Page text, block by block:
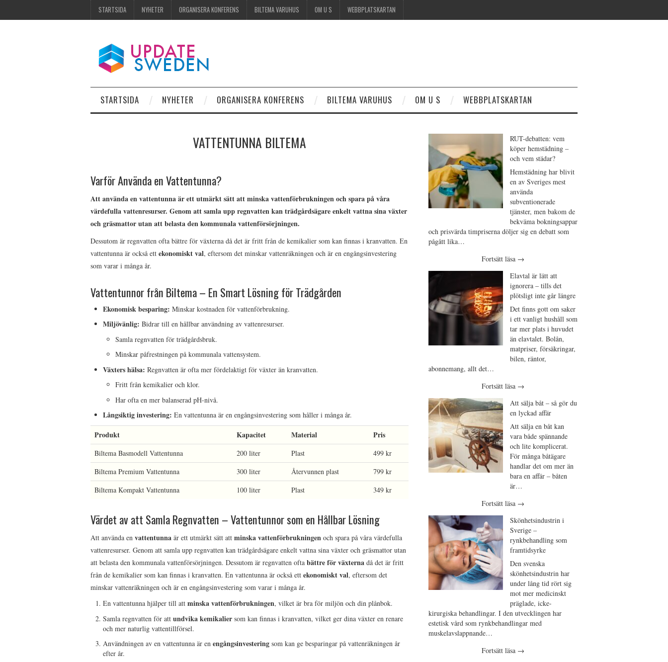
STARTSIDA NYHETER ORGANISERA KONFERENS BILTEMA VARUHUS OM U S WEBBPLATSKARTAN
STARTSIDA NYHETER ORGANISERA KONFERENS BILTEMA VARUHUS OM U S WEBBPLATSKARTAN
VATTENTUNNA BILTEMA
Varför Använda en Vattentunna?
Att använda en vattentunna är ett utmärkt sätt att minska vattenförbrukningen och spara på våra
värdefulla vattenresurser. Genom att samla upp regnvatten kan trädgårdsägare enkelt vattna sina växter
och gräsmattor utan att belasta den kommunala vattenförsörjningen.
Dessutom är regnvatten ofta bättre för växterna då det är fritt från de kemikalier som kan finnas i kranvatten. En
vattentunna är också ett ekonomiskt val, eftersom det minskar vattenräkningen och är en engångsinvestering
som varar i många år.
Vattentunnor från Biltema – En Smart Lösning för Trädgården
Ekonomisk besparing: Minskar kostnaden för vattenförbrukning.
Miljövänlig: Bidrar till en hållbar användning av vattenresurser.
Samla regnvatten för trädgårdsbruk.
Minskar påfrestningen på kommunala vattensystem.
Växters hälsa: Regnvatten är ofta mer fördelaktigt för växter än kranvatten.
Fritt från kemikalier och klor.
Har ofta en mer balanserad pH-nivå.
Långsiktig investering: En vattentunna är en engångsinvestering som håller i många år.
Produkt Kapacitet Material Pris
Biltema Basmodell Vattentunna 200 liter Plast
499 kr
Biltema Premium Vattentunna
300 liter Återvunnen plast
799 kr
Biltema Kompakt Vattentunna
100 liter Plast 349 kr
Värdet av att Samla Regnvatten – Vattentunnor som en Hållbar Lösning
Att använda en vattentunna är ett utmärkt sätt att minska vattenförbrukningen och spara på våra värdefulla
vattenresurser. Genom att samla upp regnvatten kan trädgårdsägare enkelt vattna sina växter och gräsmattor utan
att belasta den kommunala vattenförsörjningen. Dessutom är regnvatten ofta bättre för växterna då det är fritt
från de kemikalier som kan finnas i kranvatten. En vattentunna är också ett ekonomiskt val, eftersom det
minskar vattenräkningen och är en engångsinvestering som varar i många år.
En vattentunna hjälper till att minska vattenförbrukningen, vilket är bra för miljön och din plånbok.
Samla regnvatten för att undvika kemikalier som kan finnas i kranvatten, vilket ger dina växter en renare
och mer naturlig vattentillförsel.
Användningen av en vattentunna är en engångsinvestering som kan ge besparingar på vattenräkningen år
efter år.
RUT-debatten: vem
köper hemstädning –
och vem städar?
Hemstädning har blivit
en av Sveriges mest
använda
subventionerade
tjänster, men bakom de
bekväma bokningsappar
och prisvärda timpriserna döljer sig en debatt som
pågått lika…
Fortsätt läsa →
Elavtal är lätt att
ignorera – tills det
plötsligt inte går längre
Det finns gott om saker
i ett vanligt hushåll som
tar mer plats i huvudet
än elavtalet. Bolån,
matpriser, försäkringar,
bilen, räntor,
abonnemang, allt det…
Fortsätt läsa →
Att sälja båt – så gör du
en lyckad affär
Att sälja en båt kan
vara både spännande
och lite komplicerat.
För många båtägare
handlar det om mer än
bara en affär – båten
är…
Fortsätt läsa →
Skönhetsindustrin i
Sverige –
rynkbehandling som
framtidsyrke
Den svenska
skönhetsindustrin har
under lång tid rört sig
mot mer medicinskt
präglade, icke-
kirurgiska behandlingar. I den utvecklingen har
estetisk vård som rynkbehandlingar med
muskelavslappnande…
Fortsätt läsa →